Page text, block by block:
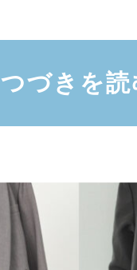
つづきを読